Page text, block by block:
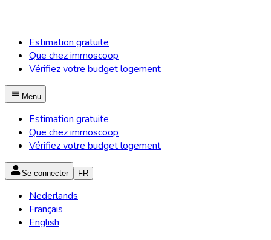
Estimation gratuite
Que chez immoscoop
Vérifiez votre budget logement
Menu
Estimation gratuite
Que chez immoscoop
Vérifiez votre budget logement
Se connecter FR
Nederlands
Français
English